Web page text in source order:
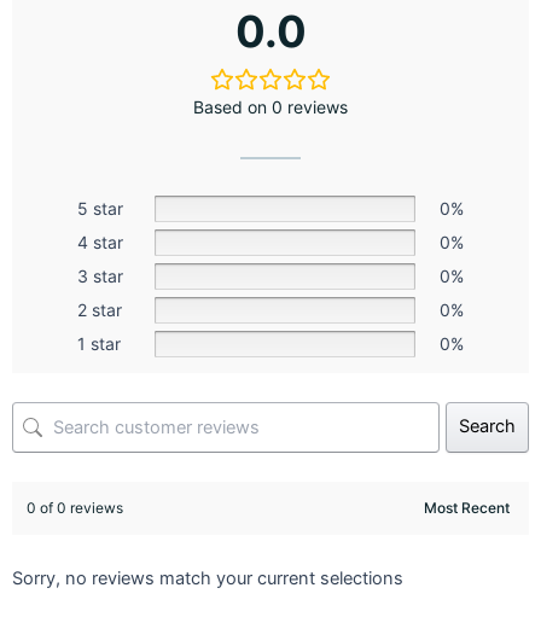
0.0
Based on 0 reviews
5 star
0%
4 star
0%
3 star
0%
2 star
0%
1 star
0%
Search
0 of 0 reviews
Sorry, no reviews match your current selections